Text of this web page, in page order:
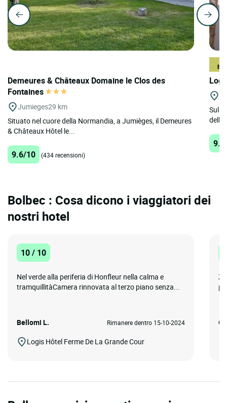
Demeures & Châteaux Domaine le Clos des
Fontaines
Jumieges29 km
Situato nel cuore della Normandia, a Jumièges, il Demeures
& Châteaux Hôtel le...
9.6/10 (434 recensioni)
Sulle
Bolbec : Cosa dicono i viaggiatori dei
nostri hotel
10 / 10
Nel verde alla periferia di Honfleur nella calma e
tramquillitàCamera rinnovata al terzo piano senza...
Bellomi L. Rimanere dentro 15-10-2024
Logis Hôtel Ferme De La Grande Cour